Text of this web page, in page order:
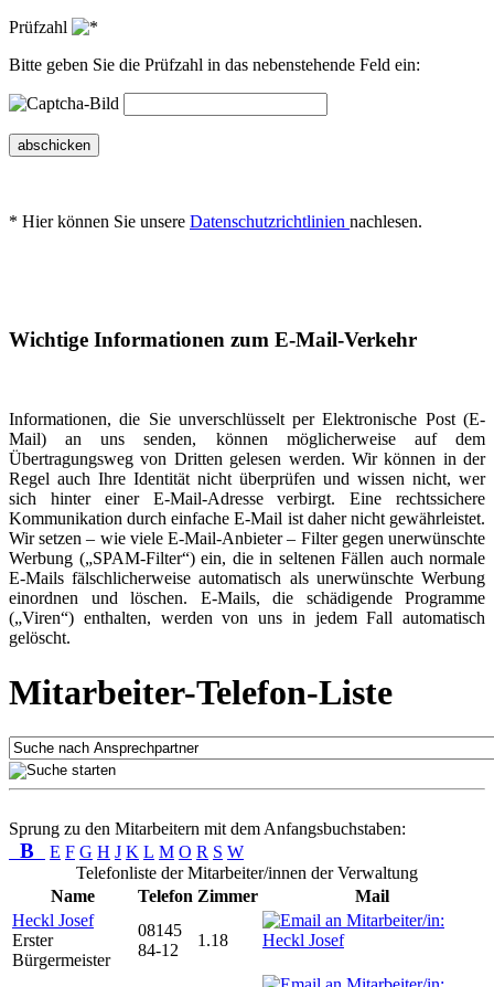
Prüfzahl
Bitte geben Sie die Prüfzahl in das nebenstehende Feld ein:
abschicken
* Hier können Sie unsere Datenschutzrichtlinien nachlesen.
Wichtige Informationen zum E-Mail-Verkehr
Informationen, die Sie unverschlüsselt per Elektronische Post (E-
Mail) an uns senden, können möglicherweise auf dem
Übertragungsweg von Dritten gelesen werden. Wir können in der
Regel auch Ihre Identität nicht überprüfen und wissen nicht, wer
sich hinter einer E-Mail-Adresse verbirgt. Eine rechtssichere
Kommunikation durch einfache E-Mail ist daher nicht gewährleistet.
Wir setzen – wie viele E-Mail-Anbieter – Filter gegen unerwünschte
Werbung („SPAM-Filter“) ein, die in seltenen Fällen auch normale
E-Mails fälschlicherweise automatisch als unerwünschte Werbung
einordnen und löschen. E-Mails, die schädigende Programme
(„Viren“) enthalten, werden von uns in jedem Fall automatisch
gelöscht.
Mitarbeiter-Telefon-Liste
Sprung zu den Mitarbeitern mit dem Anfangsbuchstaben:
B E F G H J K L M O R S W
Telefonliste der Mitarbeiter/innen der Verwaltung
Name
Telefon Zimmer
Mail
Heckl Josef
Erster
Bürgermeister
08145
84-12
1.18